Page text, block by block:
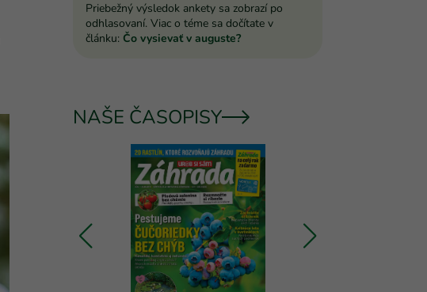
Priebežný výsledok ankety sa zobrazí po
odhlasovaní. Viac o téme sa dočítate v
článku: Čo vysievať v auguste?
NAŠE ČASOPISY